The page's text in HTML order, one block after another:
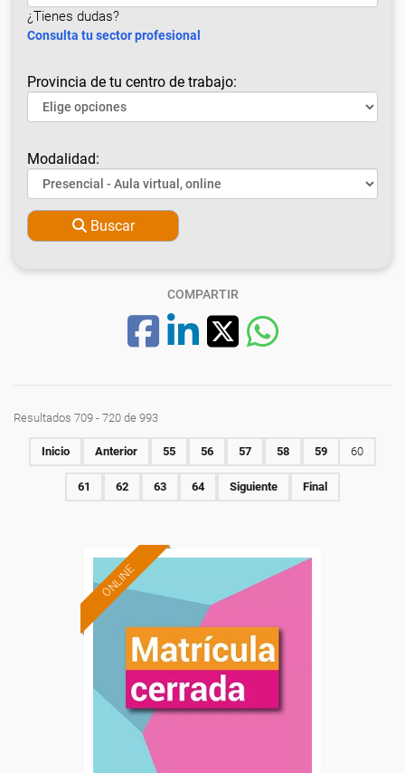
¿Tienes dudas?
Consulta tu sector profesional
Provincia de tu centro de trabajo:
Modalidad:
Buscar
COMPARTIR
Resultados 709 - 720 de 993
Inicio Anterior 55 56 57 58 59 60
61 62 63 64 Siguiente Final
ONLINE